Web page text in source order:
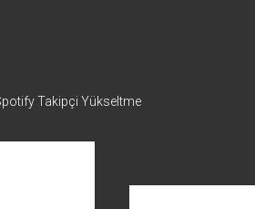
Takipçi Yükseltme